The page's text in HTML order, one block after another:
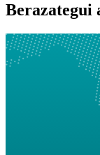
Berazategui